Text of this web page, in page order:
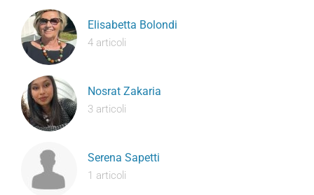
Elisabetta Bolondi
4 articoli
Nosrat Zakaria
3 articoli
Serena Sapetti
1 articoli